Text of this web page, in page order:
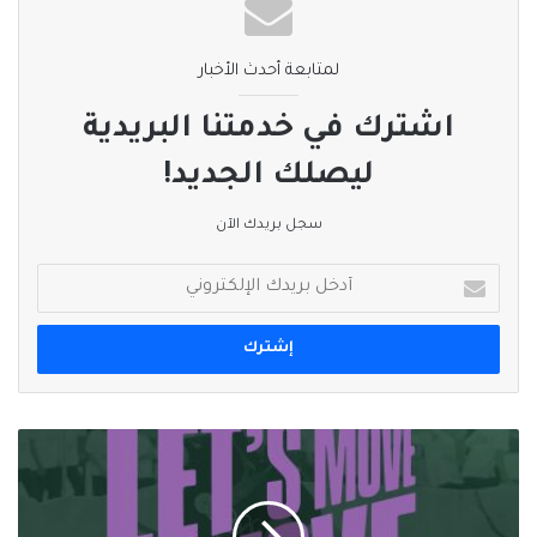
لمتابعة أحدث الأخبار
اشترك في خدمتنا البريدية
ليصلك الجديد!
سجل بريدك الآن
بريدك
الإلكتروني
الأولمبية
تنظم